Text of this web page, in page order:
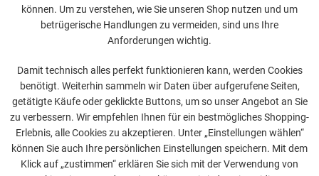
können. Um zu verstehen, wie Sie unseren Shop nutzen und um
betrügerische Handlungen zu vermeiden, sind uns Ihre
Anforderungen wichtig.
Damit technisch alles perfekt funktionieren kann, werden Cookies
benötigt. Weiterhin sammeln wir Daten über aufgerufene Seiten,
getätigte Käufe oder geklickte Buttons, um so unser Angebot an Sie
zu verbessern. Wir empfehlen Ihnen für ein bestmögliches Shopping-
Erlebnis, alle Cookies zu akzeptieren. Unter „Einstellungen wählen“
können Sie auch Ihre persönlichen Einstellungen speichern. Mit dem
Klick auf „zustimmen“ erklären Sie sich mit der Verwendung von